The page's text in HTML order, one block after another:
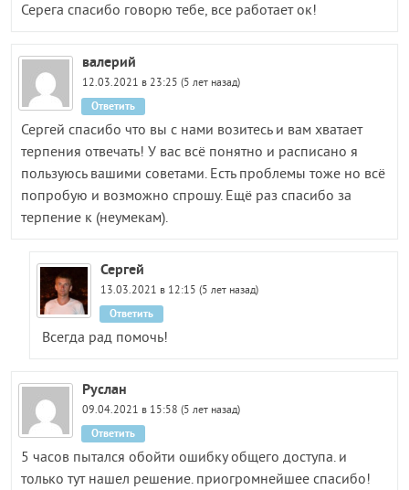
Серега спасибо говорю тебе, все работает ок!
валерий
12.03.2021 в 23:25 (5 лет назад)
Сергей спасибо что вы с нами возитесь и вам хватает
терпения отвечать! У вас всё понятно и расписано я
пользуюсь вашими советами. Есть проблемы тоже но всё
попробую и возможно спрошу. Ещё раз спасибо за
терпение к (неумекам).
Ответить
Сергей
13.03.2021 в 12:15 (5 лет назад)
Всегда рад помочь!
Ответить
Руслан
09.04.2021 в 15:58 (5 лет назад)
5 часов пытался обойти ошибку общего доступа. и
только тут нашел решение. приогромнейшее спасибо!
Ответить